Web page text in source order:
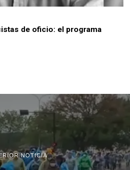
de oficio: el programa
NOTICIA